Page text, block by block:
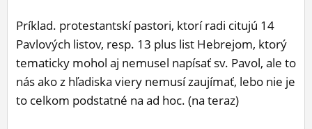
Príklad. protestantskí pastori, ktorí radi citujú 14
Pavlových listov, resp. 13 plus list Hebrejom, ktorý
tematicky mohol aj nemusel napísať sv. Pavol, ale to
nás ako z hľadiska viery nemusí zaujímať, lebo nie je
to celkom podstatné na ad hoc. (na teraz)